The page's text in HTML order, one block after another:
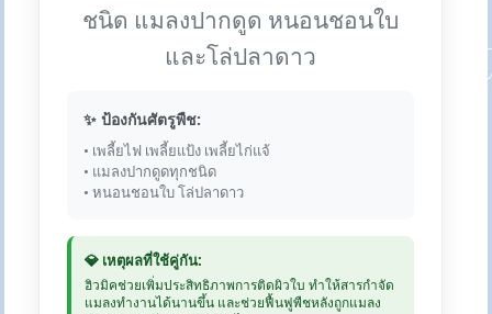
ชนิด แมลงปากดูด หนอนชอนใบ
และโล่ปลาดาว
✨ ป้องกันศัตรูพืช:
• เพลี้ยไฟ เพลี้ยแป้ง เพลี้ยไก่แจ้
• แมลงปากดูดทุกชนิด
• หนอนชอนใบ โล่ปลาดาว
💎 เหตุผลที่ใช้คู่กัน:
ฮิวมิคช่วยเพิ่มประสิทธิภาพการติดผิวใบ ทำให้สารกำจัด
แมลงทำงานได้นานขึ้น และช่วยฟื้นฟูพืชหลังถูกแมลง